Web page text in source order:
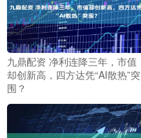
九鼎配资 净利连降三年，市值
却创新高，四方达凭“AI散热”突
围？